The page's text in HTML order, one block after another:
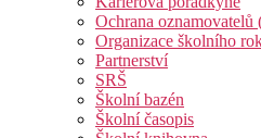
Ochrana
Organizace školního
Partnerství
SRŠ
Školní bazén
Školní časopis